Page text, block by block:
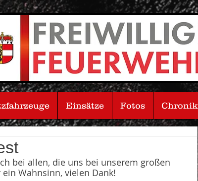
bei allen, die uns bei unserem großen
Wahnsinn, vielen Dank!
Einsätze Fotos Chronik